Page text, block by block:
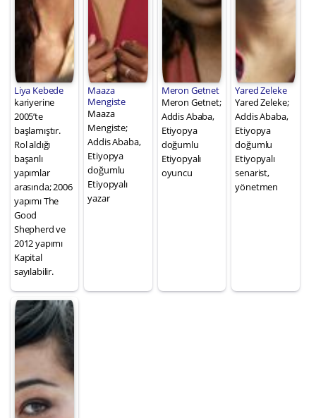
Liya Kebede
kariyerine
2005’te
başlamıştır.
Rol aldığı
başarılı
yapımlar
arasında; 2006
yapımı The
Good
Shepherd ve
2012 yapımı
Kapital
sayılabilir.
Maaza
Mengiste
Maaza
Mengiste;
Addis Ababa,
Etiyopya
doğumlu
Etiyopyalı
yazar
Meron Getnet
Meron Getnet;
Addis Ababa,
Etiyopya
doğumlu
Etiyopyalı
oyuncu
Yared Zeleke
Yared Zeleke;
Addis Ababa,
Etiyopya
doğumlu
Etiyopyalı
senarist,
yönetmen